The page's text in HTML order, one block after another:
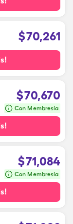
$70,261
$70,670
Con Membresía
$71,084
Con Membresía